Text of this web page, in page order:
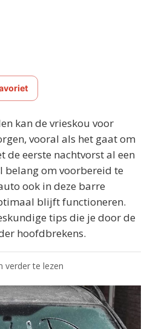
kan de vrieskou voor
vooral als het gaat om
de eerste nachtvorst al een
belang om voorbereid te
ook in deze barre
blijft functioneren.
tips die je door de
hoofdbrekens.
verder te lezen